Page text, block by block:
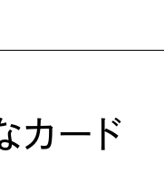
カード